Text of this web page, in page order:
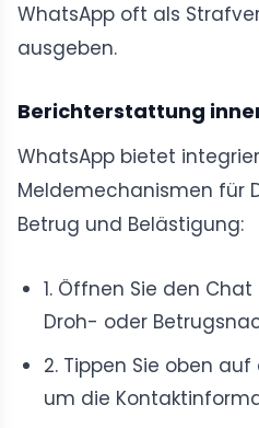
WhatsApp oft als
ausgeben.
Berichterstattung
WhatsApp bietet
Meldemechanismen für
Betrug und Belästigung:
1. Öffnen Sie den
Droh- oder
2. Tippen Sie oben
um die